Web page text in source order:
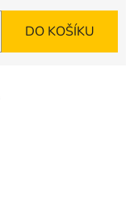
DO KOŠÍKU